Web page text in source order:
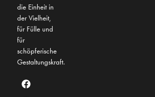
die Einheit in
der Vielheit,
für Fülle und
für
schöpferische
Gestaltungskraft.